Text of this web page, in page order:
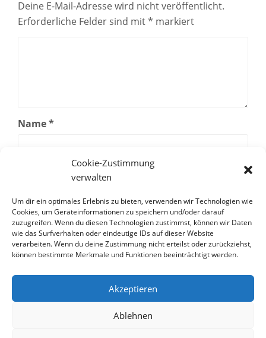
Cookie-Zustimmung
verwalten
Um dir ein optimales Erlebnis zu bieten, verwenden wir Technologien wie
Cookies, um Geräteinformationen zu speichern und/oder darauf
zuzugreifen. Wenn du diesen Technologien zustimmst, können wir Daten
wie das Surfverhalten oder eindeutige IDs auf dieser Website
verarbeiten. Wenn du deine Zustimmung nicht erteilst oder zurückziehst,
können bestimmte Merkmale und Funktionen beeinträchtigt werden.
Akzeptieren
Ablehnen
Deine E-Mail-Adresse wird nicht veröffentlicht.
Erforderliche Felder sind mit* markiert
Name*
E-Mail-Adresse*
Website